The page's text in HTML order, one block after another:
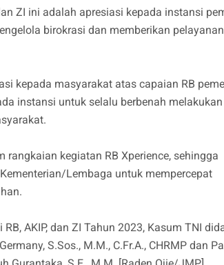
ZI ini adalah apresiasi kepada instansi
birokrasi dan memberikan
kepada masyarakat atas capaian RB
instansi untuk selalu berbenah melakukan
kegiatan RB Xperience, sehingga
Lembaga untuk mempercepat
AKIP, dan ZI Tahun 2023, Kasum TNI
S.Sos., M.M., C.Fr.A., CHRMP dan